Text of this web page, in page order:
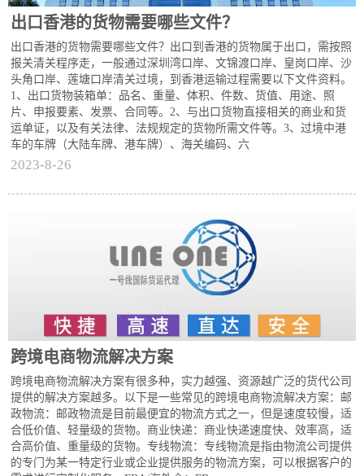
出口香港的货物需要哪些文件？
出口香港的货物需要哪些文件？出口到香港的货物属于出口，需按照
报关清关程序走，一般通过深圳湾口岸、文锦渡口岸、皇岗口岸、沙
头角口岸、莲塘口岸清关过境，到香港运输过程需要以下文件资料。
1、出口货物装箱单：品名、重量、体积、件数、货值、用途、照
片、申报要素、发票、合同等。2、与出口货物直接相关的商业和货
运单证，以及有关法律、法规规定的货物所需文件等。3、过境中港
车的车牌（大陆车牌、港车牌）、海关编码、六
2023-8-26
跨境电商物流解决方案
跨境电商物流解决方案有很多种，实力越强、资源越广泛的货代公司
提供的解决方案越多。以下是一些常见的跨境电商物流解决方案：邮
政物流：邮政物流是目前最便宜的物流方式之一，但是速度较慢，适
合低价值、轻量级的货物。商业快递：商业快递速度快、效率高，适
合高价值、重量级的货物。专线物流：专线物流是指由物流公司提供
的专门为某一特定行业或企业提供服务的物流方案，可以根据客户的